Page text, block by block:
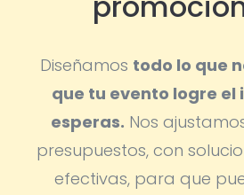
Diseñamos todo lo que
que tu evento logre el
esperas. Nos
presupuestos, con
efectivas, para que